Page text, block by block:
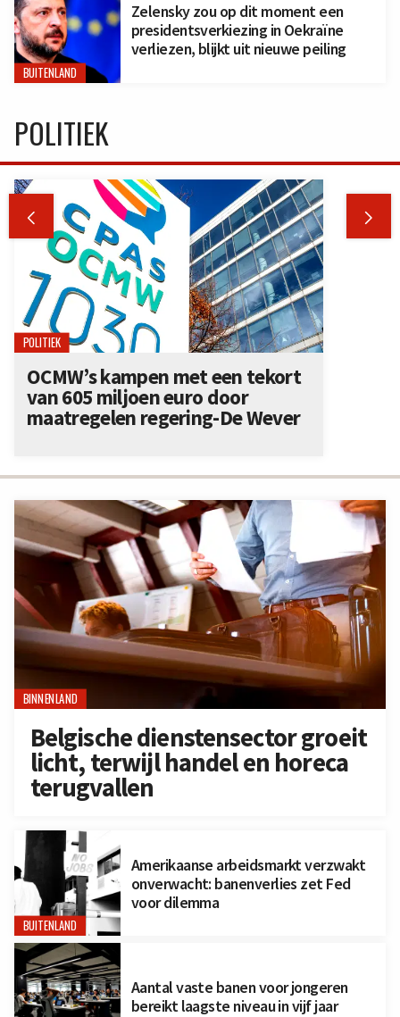
BUITENLAND
Zelensky zou op dit moment een
presidentsverkiezing in Oekraïne
verliezen, blijkt uit nieuwe peiling
BINNENLAND
Belgische dienstensector groeit
licht, terwijl handel en horeca
terugvallen
BUITENLAND
Amerikaanse arbeidsmarkt verzwakt
onverwacht: banenverlies zet Fed
voor dilemma
Aantal vaste banen voor jongeren
bereikt laagste niveau in vijf jaar
POLITIEK
 
POLITIEK
OCMW’s kampen met een tekort
van 605 miljoen euro door
maatregelen regering-De Wever